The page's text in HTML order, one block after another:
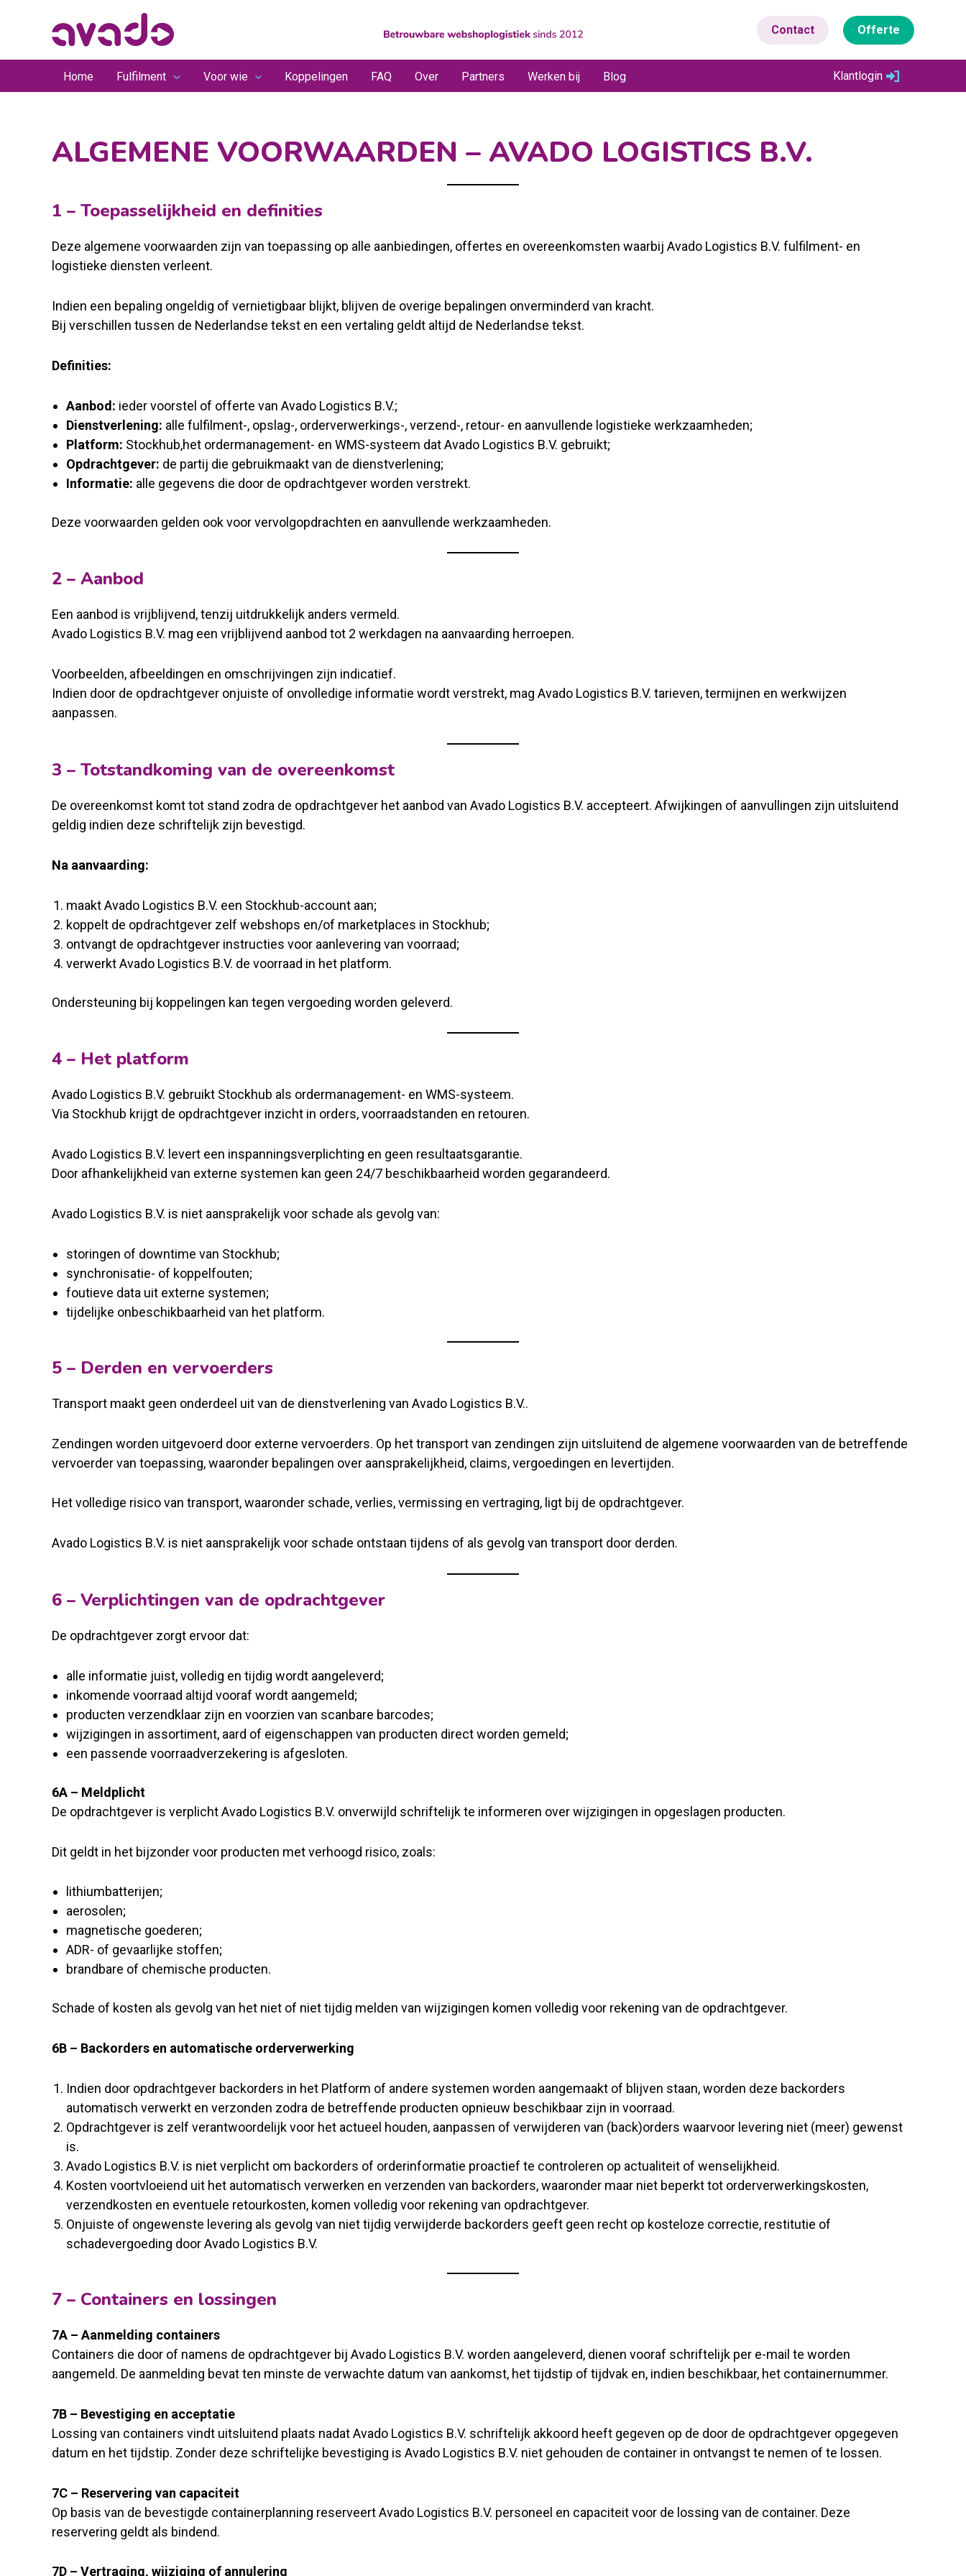
Contact Offerte
Home Fulfilment Voor wie Koppelingen FAQ Over Partners Werken bij Blog Klantlogin
ALGEMENE VOORWAARDEN – AVADO LOGISTICS B.V.
1 – Toepasselijkheid en definities
Deze algemene voorwaarden zijn van toepassing op alle aanbiedingen, offertes en overeenkomsten waarbij Avado Logistics B.V. fulfilment- en
logistieke diensten verleent.
Indien een bepaling ongeldig of vernietigbaar blijkt, blijven de overige bepalingen onverminderd van kracht.
Bij verschillen tussen de Nederlandse tekst en een vertaling geldt altijd de Nederlandse tekst.
Definities:
Aanbod: ieder voorstel of offerte van Avado Logistics B.V.;
Dienstverlening: alle fulfilment-, opslag-, orderverwerkings-, verzend-, retour- en aanvullende logistieke werkzaamheden;
Platform: Stockhub,het ordermanagement- en WMS-systeem dat Avado Logistics B.V. gebruikt;
Opdrachtgever: de partij die gebruikmaakt van de dienstverlening;
Informatie: alle gegevens die door de opdrachtgever worden verstrekt.
Deze voorwaarden gelden ook voor vervolgopdrachten en aanvullende werkzaamheden.
2 – Aanbod
Een aanbod is vrijblijvend, tenzij uitdrukkelijk anders vermeld.
Avado Logistics B.V. mag een vrijblijvend aanbod tot 2 werkdagen na aanvaarding herroepen.
Voorbeelden, afbeeldingen en omschrijvingen zijn indicatief.
Indien door de opdrachtgever onjuiste of onvolledige informatie wordt verstrekt, mag Avado Logistics B.V. tarieven, termijnen en werkwijzen
aanpassen.
3 – Totstandkoming van de overeenkomst
De overeenkomst komt tot stand zodra de opdrachtgever het aanbod van Avado Logistics B.V. accepteert. Afwijkingen of aanvullingen zijn uitsluitend
geldig indien deze schriftelijk zijn bevestigd.
Na aanvaarding:
maakt Avado Logistics B.V. een Stockhub-account aan;
koppelt de opdrachtgever zelf webshops en/of marketplaces in Stockhub;
ontvangt de opdrachtgever instructies voor aanlevering van voorraad;
verwerkt Avado Logistics B.V. de voorraad in het platform.
Ondersteuning bij koppelingen kan tegen vergoeding worden geleverd.
4 – Het platform
Avado Logistics B.V. gebruikt Stockhub als ordermanagement- en WMS-systeem.
Via Stockhub krijgt de opdrachtgever inzicht in orders, voorraadstanden en retouren.
Avado Logistics B.V. levert een inspanningsverplichting en geen resultaatsgarantie.
Door afhankelijkheid van externe systemen kan geen 24/7 beschikbaarheid worden gegarandeerd.
Avado Logistics B.V. is niet aansprakelijk voor schade als gevolg van:
storingen of downtime van Stockhub;
synchronisatie- of koppelfouten;
foutieve data uit externe systemen;
tijdelijke onbeschikbaarheid van het platform.
5 – Derden en vervoerders
Transport maakt geen onderdeel uit van de dienstverlening van Avado Logistics B.V..
Zendingen worden uitgevoerd door externe vervoerders. Op het transport van zendingen zijn uitsluitend de algemene voorwaarden van de betreffende
vervoerder van toepassing, waaronder bepalingen over aansprakelijkheid, claims, vergoedingen en levertijden.
Het volledige risico van transport, waaronder schade, verlies, vermissing en vertraging, ligt bij de opdrachtgever.
Avado Logistics B.V. is niet aansprakelijk voor schade ontstaan tijdens of als gevolg van transport door derden.
6 – Verplichtingen van de opdrachtgever
De opdrachtgever zorgt ervoor dat:
alle informatie juist, volledig en tijdig wordt aangeleverd;
inkomende voorraad altijd vooraf wordt aangemeld;
producten verzendklaar zijn en voorzien van scanbare barcodes;
wijzigingen in assortiment, aard of eigenschappen van producten direct worden gemeld;
een passende voorraadverzekering is afgesloten.
6A – Meldplicht
De opdrachtgever is verplicht Avado Logistics B.V. onverwijld schriftelijk te informeren over wijzigingen in opgeslagen producten.
Dit geldt in het bijzonder voor producten met verhoogd risico, zoals:
lithiumbatterijen;
aerosolen;
magnetische goederen;
ADR- of gevaarlijke stoffen;
brandbare of chemische producten.
Schade of kosten als gevolg van het niet of niet tijdig melden van wijzigingen komen volledig voor rekening van de opdrachtgever.
6B – Backorders en automatische orderverwerking
Indien door opdrachtgever backorders in het Platform of andere systemen worden aangemaakt of blijven staan, worden deze backorders
automatisch verwerkt en verzonden zodra de betreffende producten opnieuw beschikbaar zijn in voorraad.
Opdrachtgever is zelf verantwoordelijk voor het actueel houden, aanpassen of verwijderen van (back)orders waarvoor levering niet (meer) gewenst
is.
Avado Logistics B.V. is niet verplicht om backorders of orderinformatie proactief te controleren op actualiteit of wenselijkheid.
Kosten voortvloeiend uit het automatisch verwerken en verzenden van backorders, waaronder maar niet beperkt tot orderverwerkingskosten,
verzendkosten en eventuele retourkosten, komen volledig voor rekening van opdrachtgever.
Onjuiste of ongewenste levering als gevolg van niet tijdig verwijderde backorders geeft geen recht op kosteloze correctie, restitutie of
schadevergoeding door Avado Logistics B.V.
7 – Containers en lossingen
7A – Aanmelding containers
Containers die door of namens de opdrachtgever bij Avado Logistics B.V. worden aangeleverd, dienen vooraf schriftelijk per e-mail te worden
aangemeld. De aanmelding bevat ten minste de verwachte datum van aankomst, het tijdstip of tijdvak en, indien beschikbaar, het containernummer.
7B – Bevestiging en acceptatie
Lossing van containers vindt uitsluitend plaats nadat Avado Logistics B.V. schriftelijk akkoord heeft gegeven op de door de opdrachtgever opgegeven
datum en het tijdstip. Zonder deze schriftelijke bevestiging is Avado Logistics B.V. niet gehouden de container in ontvangst te nemen of te lossen.
7C – Reservering van capaciteit
Op basis van de bevestigde containerplanning reserveert Avado Logistics B.V. personeel en capaciteit voor de lossing van de container. Deze
reservering geldt als bindend.
7D – Vertraging, wijziging of annulering